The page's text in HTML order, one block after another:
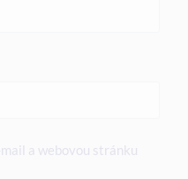
a webovou stránku